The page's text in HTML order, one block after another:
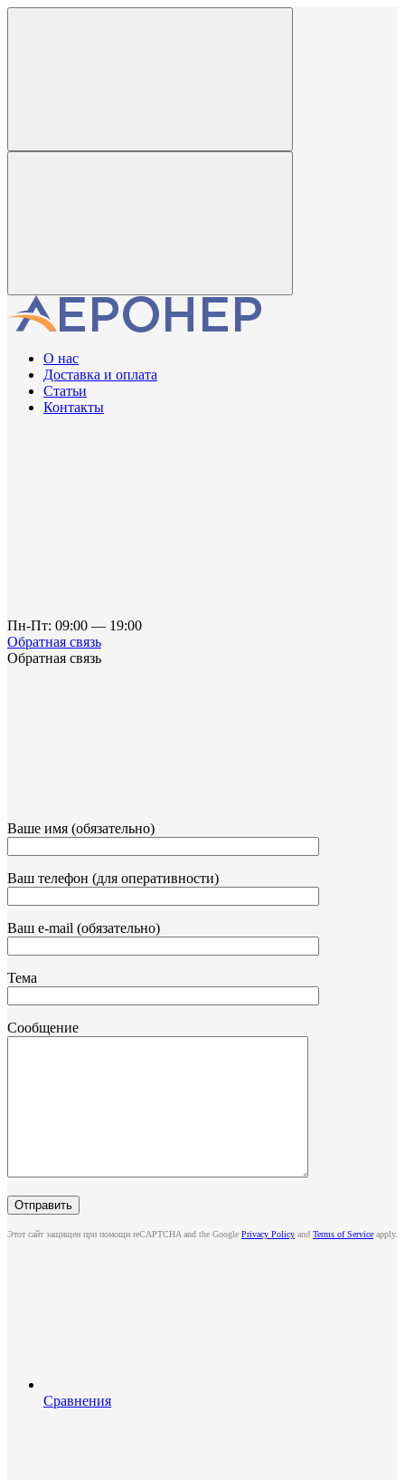
О нас
Доставка и оплата
Статьи
Контакты
Пн-Пт: 09:00 — 19:00
Обратная связь
Обратная связь
Ваше имя (обязательно)
Ваш телефон (для оперативности)
Ваш e-mail (обязательно)
Тема
Сообщение
Этот сайт защищен при помощи reCAPTCHA and the Google Privacy Policy and Terms of Service apply.
Сравнения